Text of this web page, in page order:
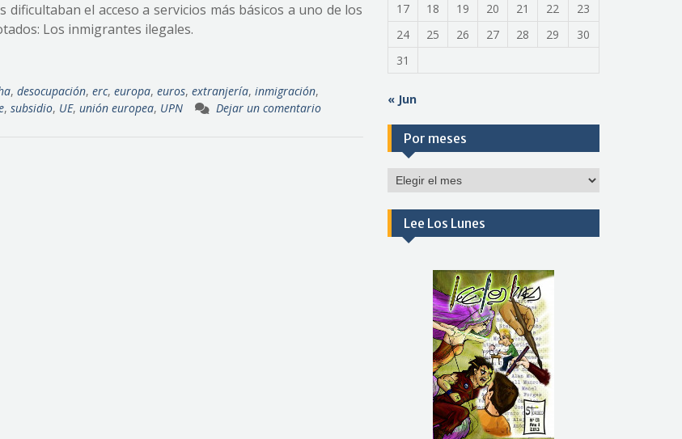
el acceso a servicios más básicos a uno de los
Los inmigrantes ilegales.
, desocupación, erc, europa, euros, extranjería, inmigración,
, subsidio, UE, unión europea, UPN Dejar un comentario
17
18 19 20 21 22
23
24
25 26 27 28 29
30
31
« Jun
Por meses
Por
Lee Los Lunes